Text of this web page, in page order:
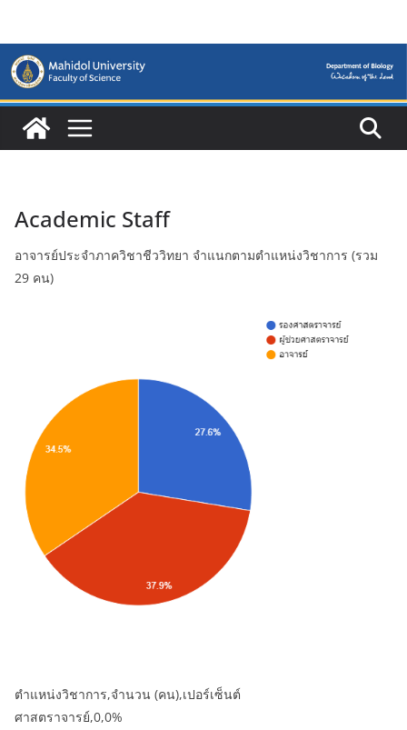
content
Academic Staff
อาจารย์ประจำภาควิชาชีววิทยา จำแนกตามตำแหน่งวิชาการ (รวม
29 คน)
ตำแหน่งวิชาการ,จำนวน (คน),เปอร์เซ็นต์
ศาสตราจารย์,0,0%